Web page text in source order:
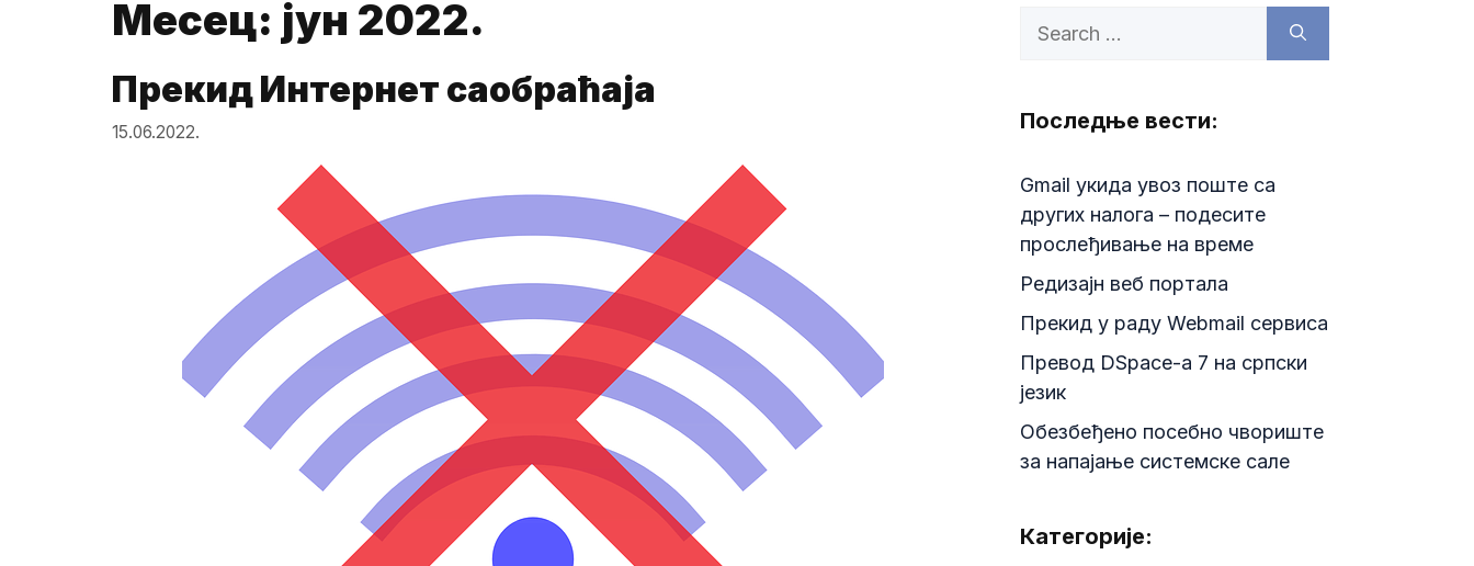
Месец: јун 2022.
Прекид Интернет саобраћаја
15.06.2022. Последње вести:
Gmail укида увоз поште са
других налога – подесите
прослеђивање на време
Редизајн веб портала
Прекид у раду Webmail сервиса
Превод DSpace-a 7 на српски
језик
Обезбеђено посебно чвориште
за напајање системске сале
Категорије: